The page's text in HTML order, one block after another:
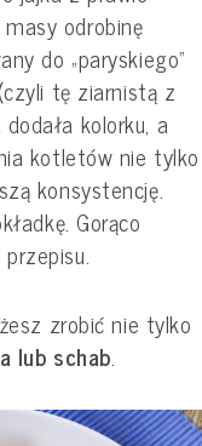
odrobinę
do „paryskiego”
tę ziarnistą z
kolorku, a
kotletów nie tylko
konsystencję.
Gorąco
zrobić nie tylko
lub schab.